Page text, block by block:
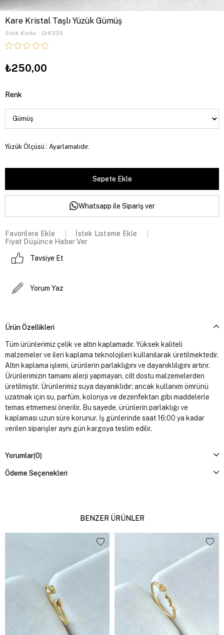
Kare Kristal Taşlı Yüzük Gümüş
Stok Kodu (24331)
₺250,00
Renk
Yüzük Ölçüsü : Ayarlamalıdır.
Whatsapp ile Sipariş ver
Favorilere Ekle
İstek Listeme Ekle
Fiyat Düşünce Haber Ver
Tavsiye Et
Yorum Yaz
Ürün Özellikleri
Tüm ürünlerimiz çelik ve altın kaplamadır. Yüksek kaliteli
malzemeler ve ileri kaplama teknolojileri kullanılarak üretilmektedir.
Altın kaplama işlemi, ürünlerin parlaklığını ve dayanıklılığını artırır.
Ürünlerimizin tamamı alerji yapmayan, cilt dostu malzemelerden
üretilmiştir. Ürünlerimiz suya dayanıklıdır; ancak kullanım ömrünü
uzatmak için su, parfüm, kolonya ve dezenfektan gibi maddelerle
temas etmemesi önerilir. Bu sayede, ürünlerin parlaklığı ve
kaplaması uzun süre korunur. İş günlerinde saat 16:00 ya kadar
verilen siparişler aynı gün kargoya teslim edilir.
Yorumlar(0)
Ödeme Seçenekleri
BENZER ÜRÜNLER